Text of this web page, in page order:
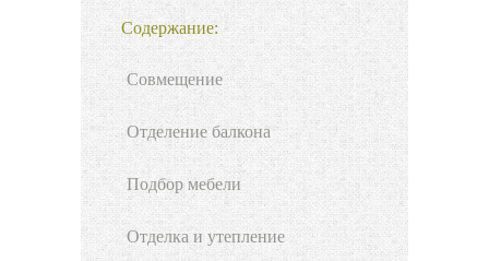
Содержание:
Совмещение
Отделение балкона
Подбор мебели
Отделка и утепление